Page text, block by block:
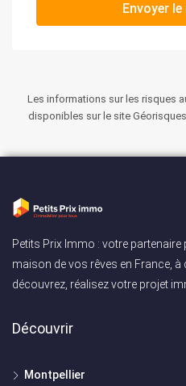
Envoyer
Les informations sur les risques
disponibles sur le site
Petits Prix Immo : votre
maison de vos rêves en France, à
découvrez, réalisez votre projet
Découvrir
Montpellier